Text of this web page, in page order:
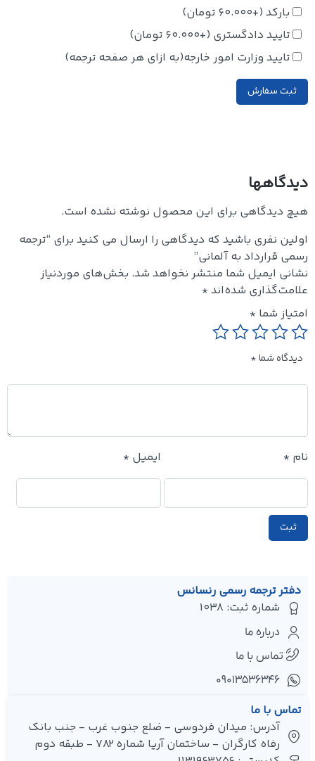
بارکد(+
60.000تومان)
تایید دادگستری(+
60.000تومان)
تایید وزارت امور خارجه(به ازای هر صفحه ترجمه)
ثبت سفارش
دیدگاهها
هیچ دیدگاهی برای این محصول نوشته نشده است.
اولین نفری باشید که دیدگاهی را ارسال می کنید برای “ترجمه
رسمی قرارداد به آلمانی”
نشانی ایمیل شما منتشر نخواهد شد.بخش‌های موردنیاز
علامت‌گذاری شده‌اند*
امتیاز شما*
دیدگاه شما*
نام* ایمیل*
دفتر ترجمه رسمی رنسانس
شماره ثبت: 1038
درباره ما
تماس با ما
۰۹۰۱۳۵۳۶۳۴۶
تماس با ما
آدرس: میدان فردوسی - ضلع جنوب غرب - جنب بانک
رفاه کارگران - ساختمان آریا شماره 782 - طبقه دوم